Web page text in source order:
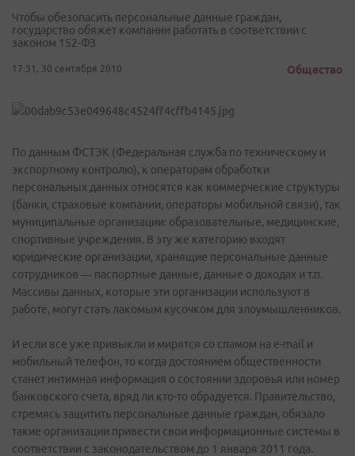
Чтобы обезопасить персональные данные граждан,
государство обяжет компании работать в соответствии с
законом 152-ФЗ
17:31, 30 сентября 2010 Общество
По данным ФСТЭК (Федеральная служба по техническому и
экспортному контролю), к операторам обработки
персональных данных относятся как коммерческие структуры
(банки, страховые компании, операторы мобильной связи), так
муниципальные организации: образовательные, медицинские,
спортивные учреждения. В эту же категорию входят
юридические организации, хранящие персональные данные
сотрудников — паспортные данные, данные о доходах и т.п.
Массивы данных, которые эти организации используют в
работе, могут стать лакомым кусочком для злоумышленников.
И если все уже привыкли и мирятся со спамом на e-mail и
мобильный телефон, то когда достоянием общественности
станет интимная информация о состоянии здоровья или номер
банковского счета, вряд ли кто-то обрадуется. Правительство,
стремясь защитить персональные данные граждан, обязало
такие организации привести свои информационные системы в
соответствии с законодательством до 1 января 2011 года.